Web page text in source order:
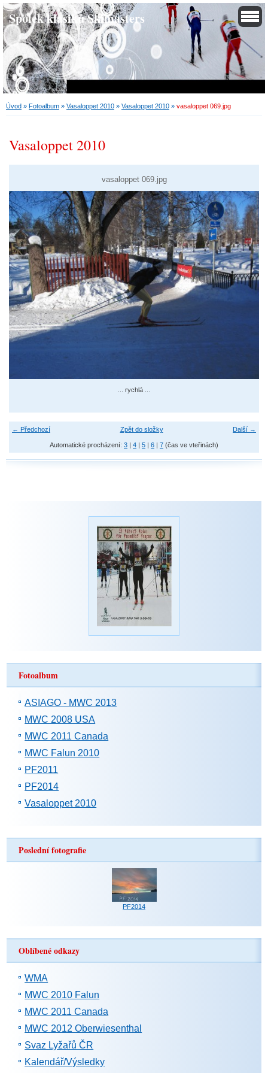
Spolek klasiků Skimasters
Úvod » Fotoalbum » Vasaloppet 2010 » Vasaloppet 2010 » vasaloppet 069.jpg
Vasaloppet 2010
vasaloppet 069.jpg
... rychlá ...
← Předchozí Další →
Zpět do složky
Automatické procházení: 3 | 4 | 5 | 6 | 7 (čas ve vteřinách)
Fotoalbum
ASIAGO - MWC 2013
MWC 2008 USA
MWC 2011 Canada
MWC Falun 2010
PF2011
PF2014
Vasaloppet 2010
Poslední fotografie
PF2014
Oblíbené odkazy
WMA
MWC 2010 Falun
MWC 2011 Canada
MWC 2012 Oberwiesenthal
Svaz Lyžařů ČR
Kalendář/Výsledky